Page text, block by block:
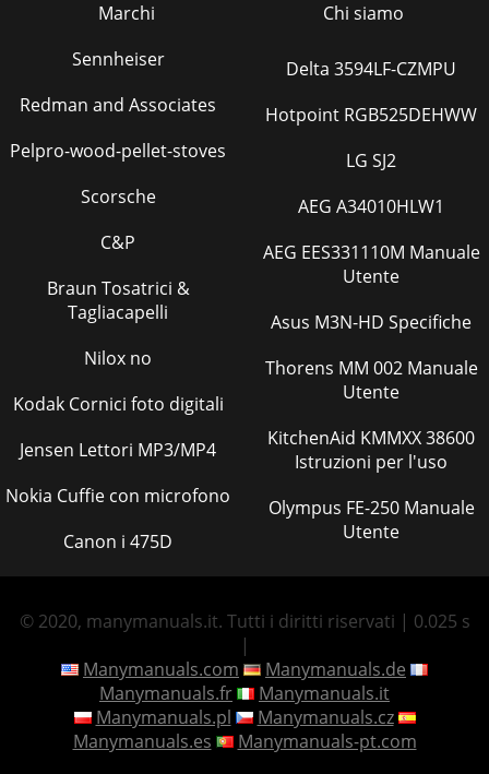
Marchi
Chi siamo
Sennheiser
Redman and Associates
Pelpro-wood-pellet-stoves
Scorsche
C&P
Braun Tosatrici &
Tagliacapelli
Nilox no
Kodak Cornici foto digitali
Jensen Lettori MP3/MP4
Nokia Cuffie con microfono
Canon i 475D
Delta 3594LF-CZMPU
Hotpoint RGB525DEHWW
LG SJ2
AEG A34010HLW1
AEG EES331110M Manuale
Utente
Asus M3N-HD Specifiche
Thorens MM 002 Manuale
Utente
KitchenAid KMMXX 38600
Istruzioni per l'uso
Olympus FE-250 Manuale
Utente
© 2020, manymanuals.it. Tutti i diritti riservati | 0.025 s
|
Manymanuals.com
Manymanuals.de
Manymanuals.fr
Manymanuals.it
Manymanuals.pl
Manymanuals.cz
Manymanuals.es
Manymanuals-pt.com